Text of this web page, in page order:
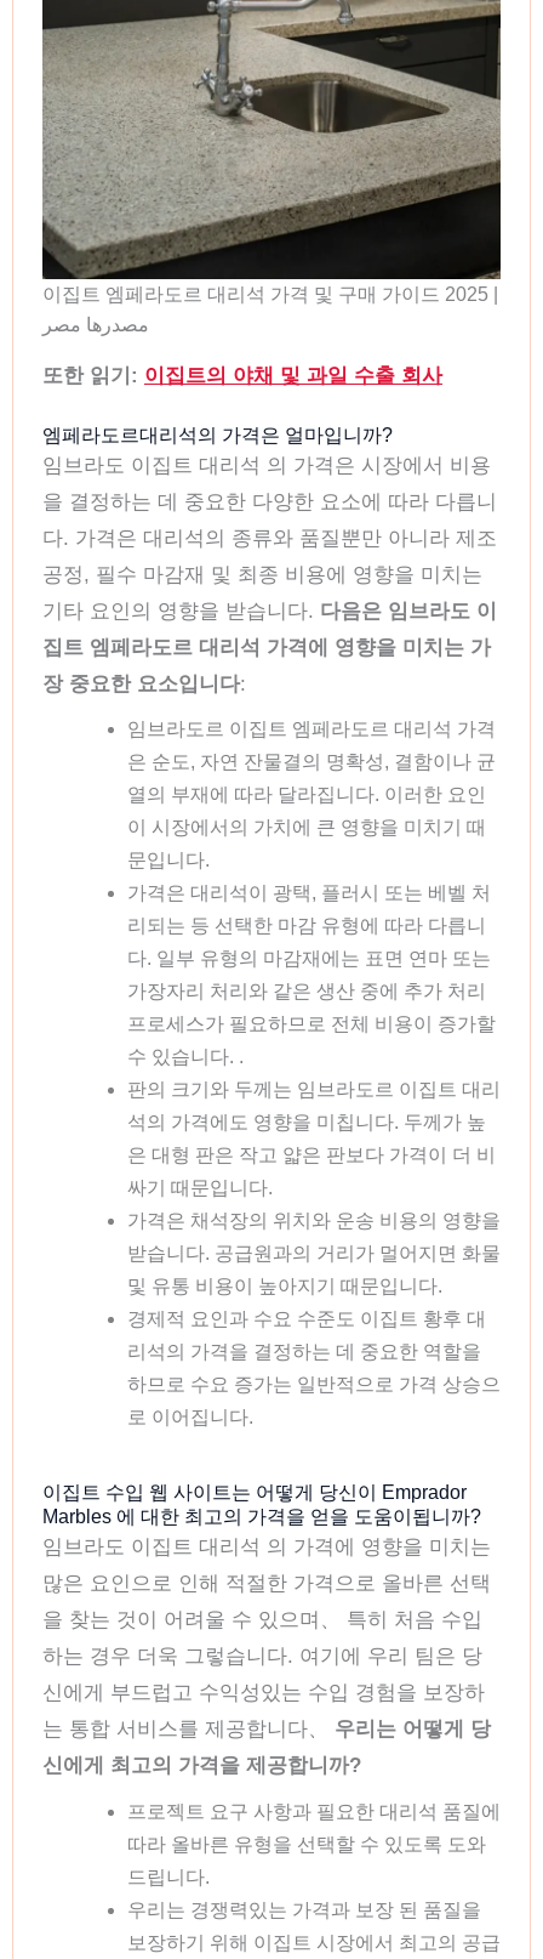
이집트 엠페라도르 대리석 가격 및 구매 가이드 2025 |
مصدرها مصر
또한 읽기: 이집트의 야채 및 과일 수출 회사
엠페라도르대리석의 가격은 얼마입니까?
임브라도 이집트 대리석 의 가격은 시장에서 비용
을 결정하는 데 중요한 다양한 요소에 따라 다릅니
다. 가격은 대리석의 종류와 품질뿐만 아니라 제조
공정, 필수 마감재 및 최종 비용에 영향을 미치는
기타 요인의 영향을 받습니다. 다음은 임브라도 이
집트 엠페라도르 대리석 가격에 영향을 미치는 가
장 중요한 요소입니다:
임브라도르 이집트 엠페라도르 대리석 가격
은 순도, 자연 잔물결의 명확성, 결함이나 균
열의 부재에 따라 달라집니다. 이러한 요인
이 시장에서의 가치에 큰 영향을 미치기 때
문입니다.
가격은 대리석이 광택, 플러시 또는 베벨 처
리되는 등 선택한 마감 유형에 따라 다릅니
다. 일부 유형의 마감재에는 표면 연마 또는
가장자리 처리와 같은 생산 중에 추가 처리
프로세스가 필요하므로 전체 비용이 증가할
수 있습니다. .
판의 크기와 두께는 임브라도르 이집트 대리
석의 가격에도 영향을 미칩니다. 두께가 높
은 대형 판은 작고 얇은 판보다 가격이 더 비
싸기 때문입니다.
가격은 채석장의 위치와 운송 비용의 영향을
받습니다. 공급원과의 거리가 멀어지면 화물
및 유통 비용이 높아지기 때문입니다.
경제적 요인과 수요 수준도 이집트 황후 대
리석의 가격을 결정하는 데 중요한 역할을
하므로 수요 증가는 일반적으로 가격 상승으
로 이어집니다.
이집트 수입 웹 사이트는 어떻게 당신이 Emprador
Marbles 에 대한 최고의 가격을 얻을 도움이됩니까?
임브라도 이집트 대리석 의 가격에 영향을 미치는
많은 요인으로 인해 적절한 가격으로 올바른 선택
을 찾는 것이 어려울 수 있으며、 특히 처음 수입
하는 경우 더욱 그렇습니다. 여기에 우리 팀은 당
신에게 부드럽고 수익성있는 수입 경험을 보장하
는 통합 서비스를 제공합니다、 우리는 어떻게 당
신에게 최고의 가격을 제공합니까?
프로젝트 요구 사항과 필요한 대리석 품질에
따라 올바른 유형을 선택할 수 있도록 도와
드립니다.
우리는 경쟁력있는 가격과 보장 된 품질을
보장하기 위해 이집트 시장에서 최고의 공급